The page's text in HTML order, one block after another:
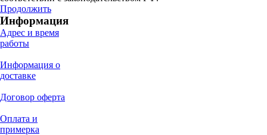
Продолжить
Информация
Адрес и время
работы
Информация о
доставке
Договор оферта
Оплата и
примерка